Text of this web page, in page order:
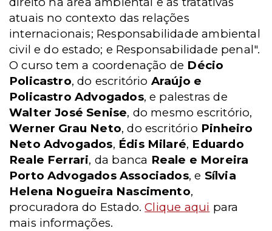
atuais no contexto das relações
internacionais; Responsabilidade ambiental
civil e do estado; e Responsabilidade penal".
O curso tem a coordenação de Décio
Policastro, do escritório Araújo e
Policastro Advogados, e palestras de
Walter José Senise, do mesmo escritório,
Werner Grau Neto, do escritório Pinheiro
Neto Advogados, Édis Milaré, Eduardo
Reale Ferrari, da banca Reale e Moreira
Porto Advogados Associados, e Sílvia
Helena Nogueira Nascimento,
procuradora do Estado.Clique aqui para
mais informações.